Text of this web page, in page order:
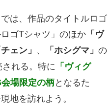
は、作品のタイトルロゴ
ゴTシャツ」のほか 「ヴ
チェン」 、 「ホシグマ」 の
れる。特に 「ヴィグ
場限定の柄となるた
地を訪れよう。